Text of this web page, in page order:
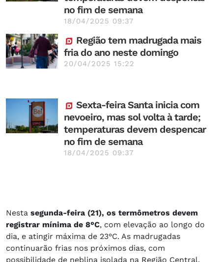
no fim de semana
18/04/2025 09:37
Região tem madrugada mais
fria do ano neste domingo
20/04/2025 15:22
Sexta-feira Santa inicia com
nevoeiro, mas sol volta à tarde;
temperaturas devem despencar
no fim de semana
18/04/2025 09:37
Nesta segunda-feira (21), os termômetros devem
registrar mínima de 8°C, com elevação ao longo do
dia, e atingir máxima de 23°C. As madrugadas
continuarão frias nos próximos dias, com
possibilidade de neblina isolada na Região Central.